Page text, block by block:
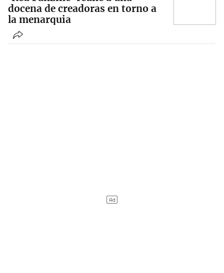
docena de creadoras en torno a
la menarquia